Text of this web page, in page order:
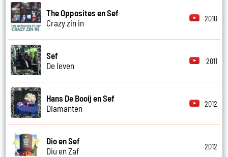
The Opposites en Sef
Crazy zin in
2010
Sef
De leven
2011
Hans De Booij en Sef
Diamanten
2012
Dio en Sef
Diu en Zaf
2012